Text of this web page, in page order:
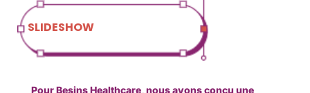
SLIDESHOW
Pour Besins Healthcare, nous avons conçu une